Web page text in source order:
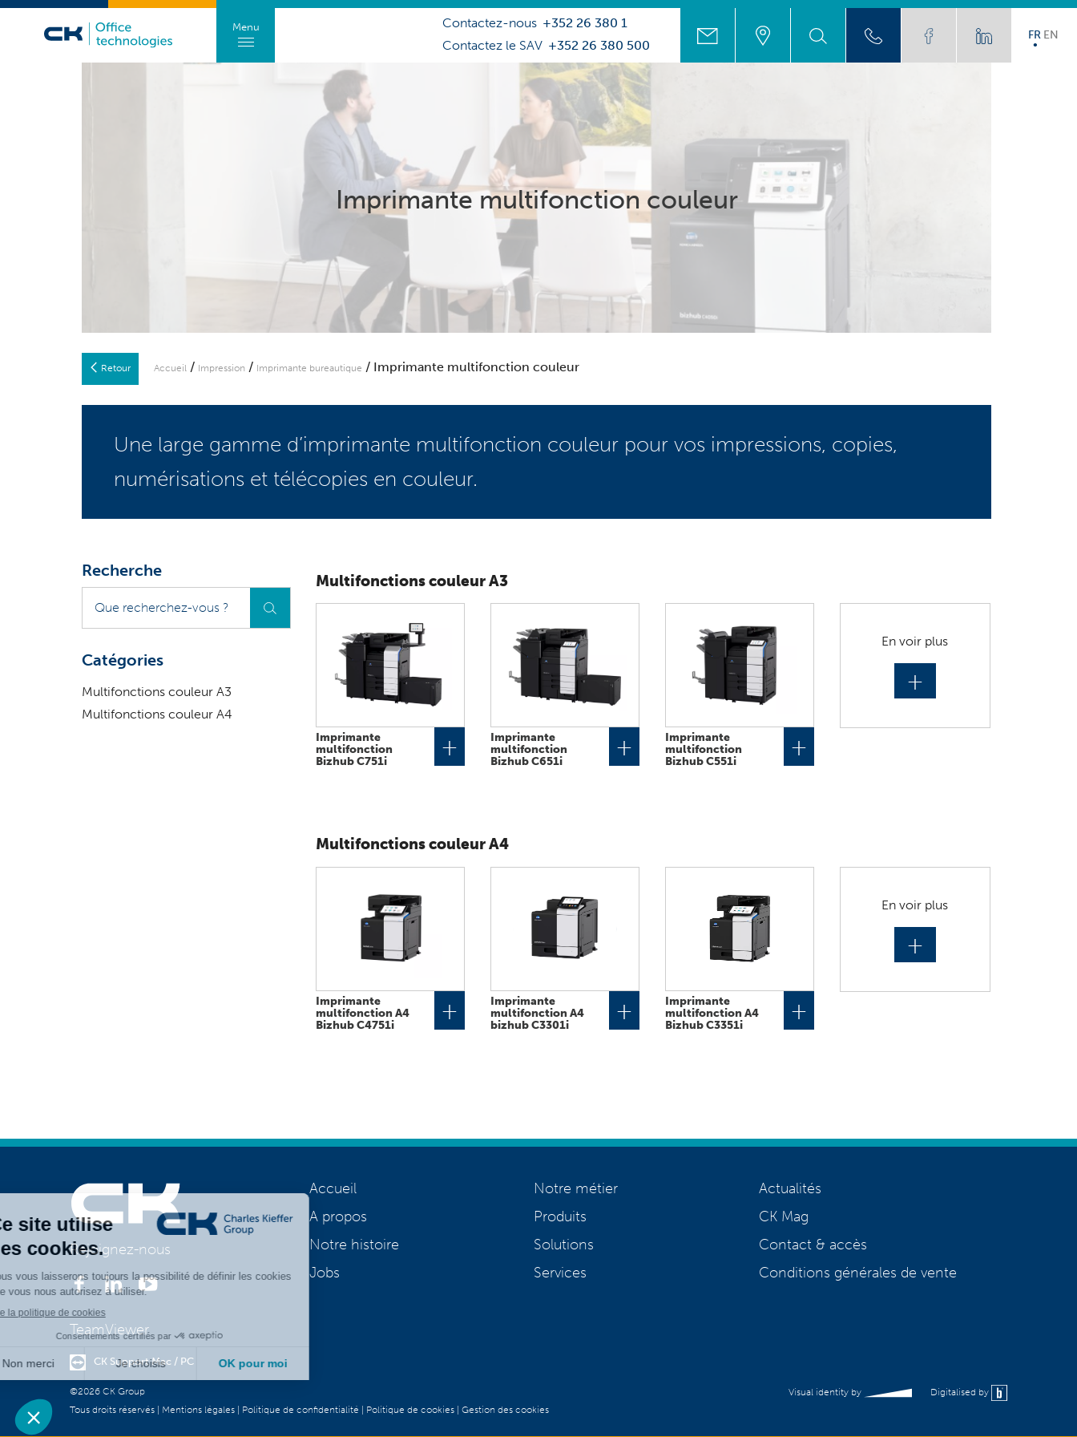
Contactez-nous +352 26 380 1
Contactez le SAV +352 26 380 500
FR EN
Menu
Imprimante multifonction couleur
Retour Accueil / Impression / Imprimante bureautique / Imprimante multifonction couleur
Une large gamme d’imprimante multifonction couleur pour vos impressions, copies,
numérisations et télécopies en couleur.
Recherche
recherchez-
vous
Catégories
Multifonctions couleur A3
Multifonctions couleur A4
Multifonctions couleur A3
Imprimante
multifonction
Bizhub C751i
+
Imprimante
multifonction
Bizhub C651i
+
Imprimante
multifonction
Bizhub C551i
+
En voir plus
+
Multifonctions couleur A4
Imprimante
multifonction A4
Bizhub C4751i
+
Imprimante
multifonction A4
bizhub C3301i
+
Imprimante
multifonction A4
Bizhub C3351i
+
En voir plus
+
Rejoignez-nous
TeamViewer
CK Support Mac / PC
Accueil
A propos
Notre histoire
Jobs
Notre métier
Produits
Solutions
Services
Actualités
CK Mag
Contact & accès
Conditions générales de vente
©2026 CK Group
Tous droits réservés | Mentions légales | Politique de confidentialité | Politique de cookies | Gestion des cookies
Visual identity by Digitalised by